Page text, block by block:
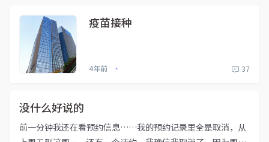
疫苗接种
4年前 • 37
没什么好说的
前一分钟我还在看预约信息……我的预约记录里全是取消，从